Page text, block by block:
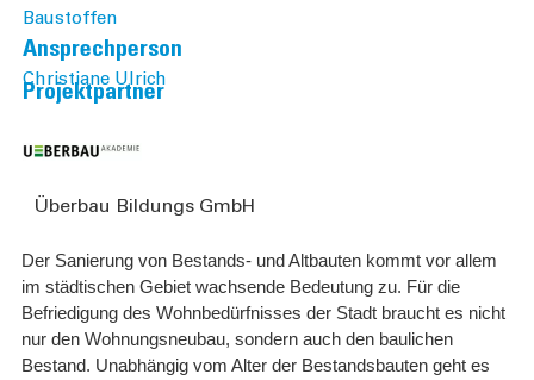
Der Sanierung von Bestands- und Altbauten kommt vor allem
im städtischen Gebiet wachsende Bedeutung zu. Für die
Befriedigung des Wohnbedürfnisses der Stadt braucht es nicht
nur den Wohnungsneubau, sondern auch den baulichen
Bestand. Unabhängig vom Alter der Bestandsbauten geht es
Baustoffen
Ansprechperson
Christiane Ulrich
Projektpartner
Überbau Bildungs GmbH